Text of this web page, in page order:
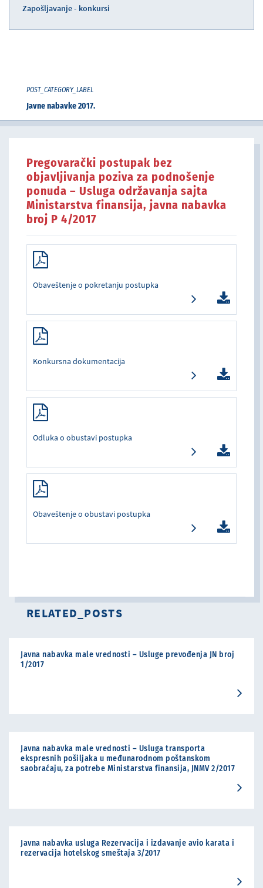
Zapošljavanje - konkursi
POST_CATEGORY_LABEL
Javne nabavke 2017.
Pregovarački postupak bez
objavljivanja poziva za podnošenje
ponuda – Usluga održavanja sajta
Ministarstva finansija, javna nabavka
broj P 4/2017
Obaveštenje o pokretanju postupka
Konkursna dokumentacija
Odluka o obustavi postupka
Obaveštenje o obustavi postupka
RELATED_POSTS
Javna nabavka male vrednosti – Usluge prevođenja JN broj
1/2017
Javna nabavka male vrednosti – Usluga transporta
ekspresnih pošiljaka u međunarodnom poštanskom
saobraćaju, za potrebe Ministarstva finansija, JNMV 2/2017
Javna nabavka usluga Rezervacija i izdavanje avio karata i
rezervacija hotelskog smeštaja 3/2017